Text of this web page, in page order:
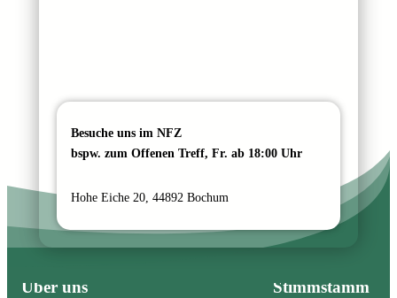
Besuche uns im NFZ
bspw. zum Offenen Treff, Fr. ab 18:00 Uhr
Hohe Eiche 20, 44892 Bochum
Über uns Stimmstamm